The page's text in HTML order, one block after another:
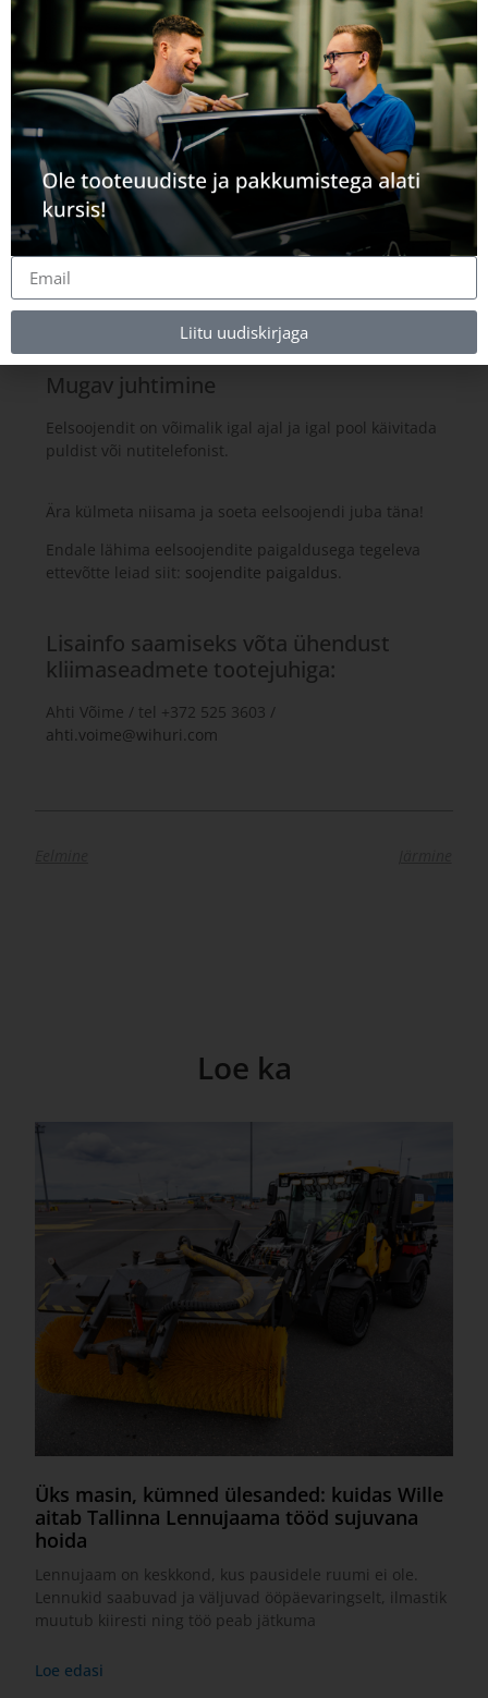
Puhtam keskkond
Eelsoojendatud mootoriga on heitgaaside hulk
startides madalam.
Mugav juhtimine
Eelsoojendit on võimalik igal ajal ja igal pool käivitada
puldist või nutitelefonist.
Ära külmeta niisama ja soeta eelsoojendi juba täna!
Endale lähima eelsoojendite paigaldusega tegeleva
ettevõtte leiad siit: soojendite paigaldus.
Lisainfo saamiseks võta ühendust
kliimaseadmete tootejuhiga:
Ahti Võime / tel +372 525 3603 /
ahti.voime@wihuri.com
Loe ka
Üks masin, kümned ülesanded: kuidas Wille
aitab Tallinna Lennujaama tööd sujuvana
hoida
Lennujaam on keskkond, kus pausidele ruumi ei ole.
Lennukid saabuvad ja väljuvad ööpäevaringselt, ilmastik
muutub kiiresti ning töö peab jätkuma
Loe edasi
Liitu uudiskirjaga